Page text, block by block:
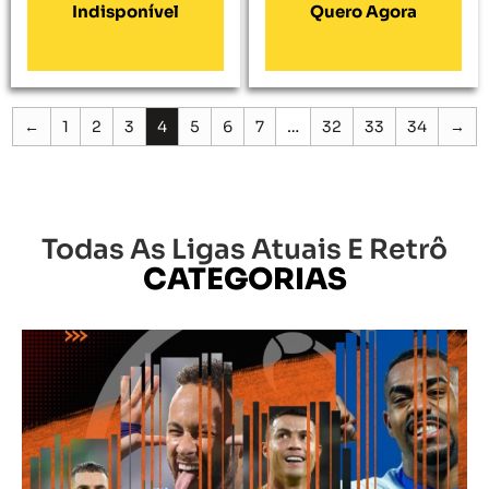
← 1 2 3 4 5 6 7 … 32 33 34 →
Todas As Ligas Atuais E Retrô
CATEGORIAS